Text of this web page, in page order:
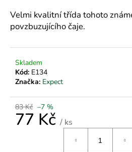
hvězdiček.
Velmi kvalitní třída tohoto
povzbuzujícího čaje.
Skladem
Kód: E134
Značka: Expect
83 Kč –7 %
77 Kč / ks
HLEDAT
D
o
p
o